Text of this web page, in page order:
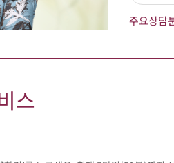
주요상담
스